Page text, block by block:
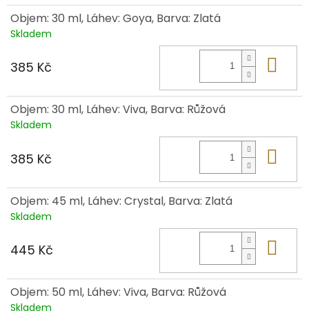
Objem: 30 ml, Láhev: Goya, Barva: Zlatá
Skladem
385 Kč
Objem: 30 ml, Láhev: Viva, Barva: Růžová
Skladem
385 Kč
Objem: 45 ml, Láhev: Crystal, Barva: Zlatá
Skladem
445 Kč
Objem: 50 ml, Láhev: Viva, Barva: Růžová
Skladem